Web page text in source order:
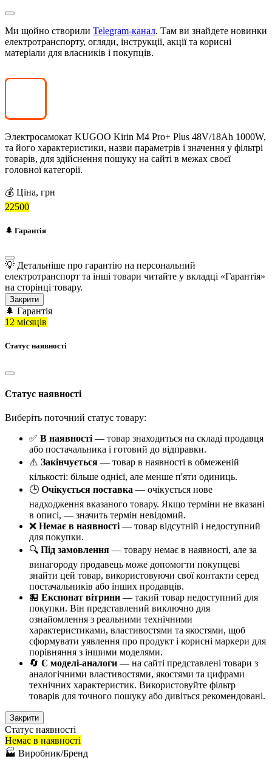
Ми щойно створили Telegram-канал. Там ви знайдете новинки
електротранспорту, огляди, інструкції, акції та корисні
матеріали для власників і покупців.
Электросамокат KUGOO Kirin M4 Pro+ Plus 48V/18Ah 1000W,
та його характеристики, назви параметрів і значення у фільтрі
товарів, для здійснення пошуку на сайті в межах своєї
головної категорії.
💰 Ціна, грн
22500
🌲 Гарантія
💡 Детальніше про гарантію на персональний
електротранспорт та інші товари читайте у вкладці «Гарантія»
на сторінці товару.
Закрити
🌲 Гарантія
12 місяців
Статус наявності
Статус наявності
Виберіть поточний статус товару:
✅ В наявності — товар знаходиться на складі продавця
або постачальника і готовий до відправки.
⚠️ Закінчується — товар в наявності в обмеженій
кількості: більше однієї, але менше п'яти одиниць.
🕒 Очікується поставка — очікується нове
надходження вказаного товару. Якщо терміни не вказані
в описі, — значить термін невідомий.
❌ Немає в наявності — товар відсутній і недоступний
для покупки.
🔍 Під замовлення — товару немає в наявності, але за
винагороду продавець може допомогти покупцеві
знайти цей товар, використовуючи свої контакти серед
постачальників або інших продавців.
🏪 Експонат вітрини — такий товар недоступний для
покупки. Він представлений виключно для
ознайомлення з реальними технічними
характеристиками, властивостями та якостями, щоб
сформувати уявлення про продукт і корисні маркери для
порівняння з іншими моделями.
🔄 Є моделі-аналоги — на сайті представлені товари з
аналогічними властивостями, якостями та цифрами
технічних характеристик. Використовуйте фільтр
товарів для точного пошуку або дивіться рекомендовані.
Закрити
Статус наявності
Немає в наявності
🏭 Виробник/Бренд